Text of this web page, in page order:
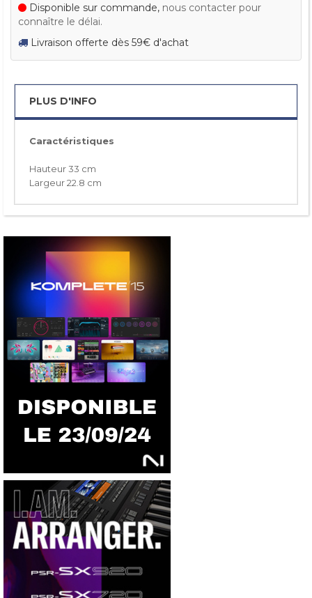
Disponible sur commande, nous contacter pour
connaître le délai.
Livraison offerte dès 59€ d'achat
PLUS D'INFO
Caractéristiques
Hauteur 33 cm
Largeur 22.8 cm